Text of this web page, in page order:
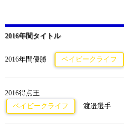
2016年間タイトル
2016年間優勝 ベイビークライフ
2016得点王
ベイビークライフ
渡邉選手